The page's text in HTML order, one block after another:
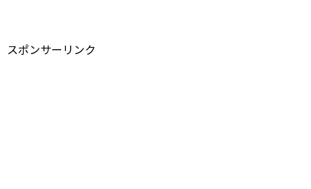
スポンサーリンク